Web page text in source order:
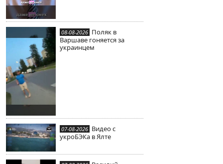
08-08-2026 Поляк в
Варшаве гоняется за
украинцем
07-08-2026 Видео с
укроБЭКа в Ялте